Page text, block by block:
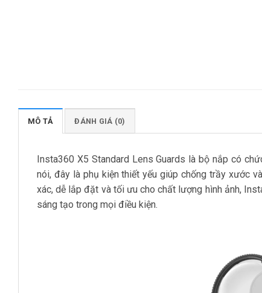
MÔ TẢ ĐÁNH GIÁ (0)
Insta360 X5 Standard Lens Guards là bộ nắp có
nói, đây là phụ kiện thiết yếu giúp chống trầy xước
xác, dễ lắp đặt và tối ưu cho chất lượng hình ảnh,
sáng tạo trong mọi điều kiện.